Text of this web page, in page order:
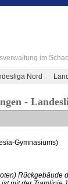
im
Nord
-
Gymnasiums)
Rückgebäude